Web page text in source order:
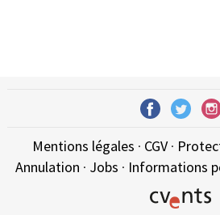
Mentions légales · CGV·
Annulation · Jobs · Informations